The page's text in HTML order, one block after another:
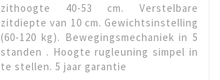
zithoogte 40-53 cm. Verstelbare
zitdiepte van 10 cm. Gewichtsinstelling
(60-120 kg). Bewegingsmechaniek in 5
standen . Hoogte rugleuning simpel in
te stellen. 5 jaar garantie